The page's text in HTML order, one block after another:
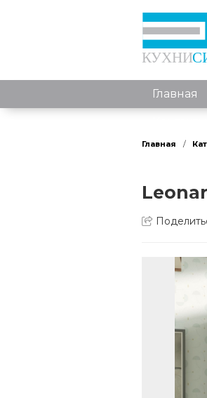
Главная
Главная